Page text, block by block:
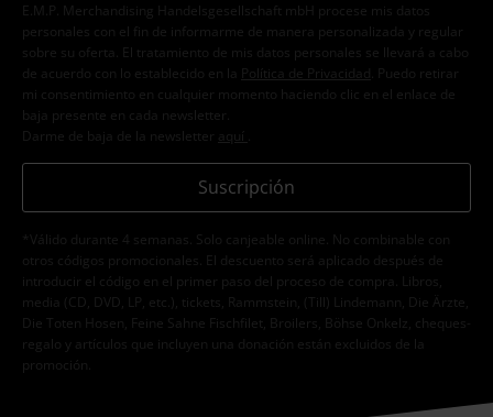
personales con el fin de informarme de manera personalizada y regular
sobre su oferta. El tratamiento de mis datos personales se llevará a cabo
de acuerdo con lo establecido en la Política de Privacidad
. Puedo retirar
mi consentimiento en cualquier momento haciendo clic en el enlace de
baja presente en cada newsletter.
Darme de baja de la newsletter
aquí
Suscripción
otros códigos promocionales. El descuento será aplicado después de
introducir el código en el primer paso del proceso de compra. Libros,
media (CD, DVD, LP, etc.), tickets, Rammstein, (Till) Lindemann, Die Ärzte,
Die Toten Hosen, Feine Sahne Fischfilet, Broilers, Böhse Onkelz, cheques-
regalo y artículos que incluyen una donación están excluidos de la
promoción.